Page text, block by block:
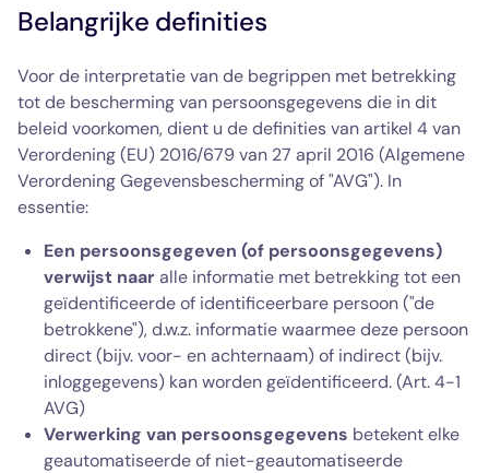
Belangrijke definities
Voor de interpretatie van de begrippen met betrekking
tot de bescherming van persoonsgegevens die in dit
beleid voorkomen, dient u de definities van artikel 4 van
Verordening (EU) 2016/679 van 27 april 2016 (Algemene
Verordening Gegevensbescherming of "AVG"). In
essentie:
Een persoonsgegeven (of persoonsgegevens)
verwijst naaralle informatie met betrekking tot een
geïdentificeerde of identificeerbare persoon ("de
betrokkene"), d.w.z. informatie waarmee deze persoon
direct (bijv. voor- en achternaam) of indirect (bijv.
inloggegevens) kan worden geïdentificeerd. (Art. 4-1
AVG)
Verwerking van persoonsgegevens betekent elke
geautomatiseerde of niet-geautomatiseerde